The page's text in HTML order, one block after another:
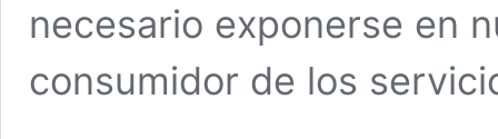
necesario exponerse en
consumidor de los